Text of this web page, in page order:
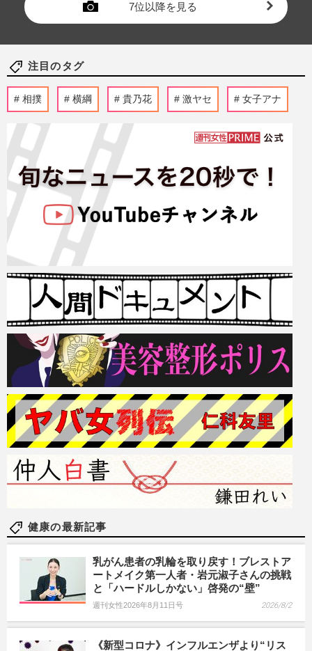
7位以降を見る
注目のタグ
相撲 横綱 貴乃花 激ヤセ 女子アナ
健康の最新記事
乳がん患者の乳輪を取り戻す！ブレストア
ートメイク第一人者・岩元淑子さんの挑戦
と「ハードルしかない」啓発の“壁”
週刊女性2026年8月11日号 2026/8/2
《新型コロナ》インフルエンザより“リス